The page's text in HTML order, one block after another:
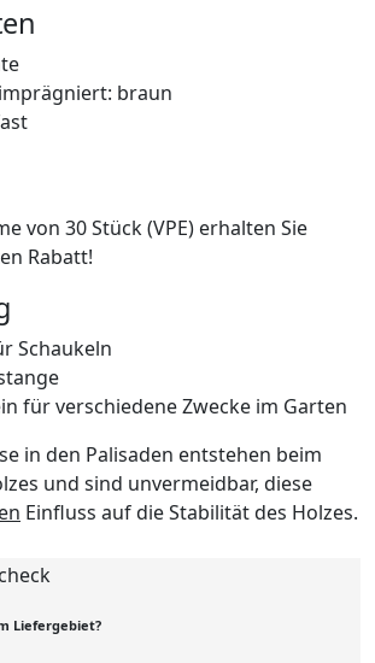
braun
von 30 Stück (VPE) erhalten Sie
Rabatt!
Schaukeln
für verschiedene Zwecke im Garten
in den Palisaden entstehen beim
und sind unvermeidbar, diese
Einfluss auf die Stabilität des Holzes.
Liefergebiet?